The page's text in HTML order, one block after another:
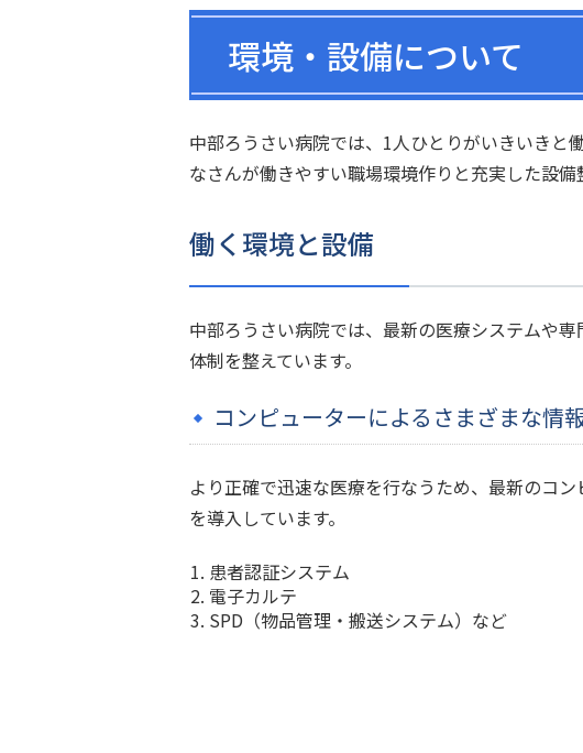
環境・設備について
中部ろうさい病院では、1人ひとりがいきいきと
なさんが働きやすい職場環境作りと充実した設備
働く環境と設備
中部ろうさい病院では、最新の医療システムや
体制を整えています。
コンピューターによるさまざまな情
より正確で迅速な医療を行なうため、最新のコ
を導入しています。
患者認証システム
電子カルテ
SPD（物品管理・搬送システム）など